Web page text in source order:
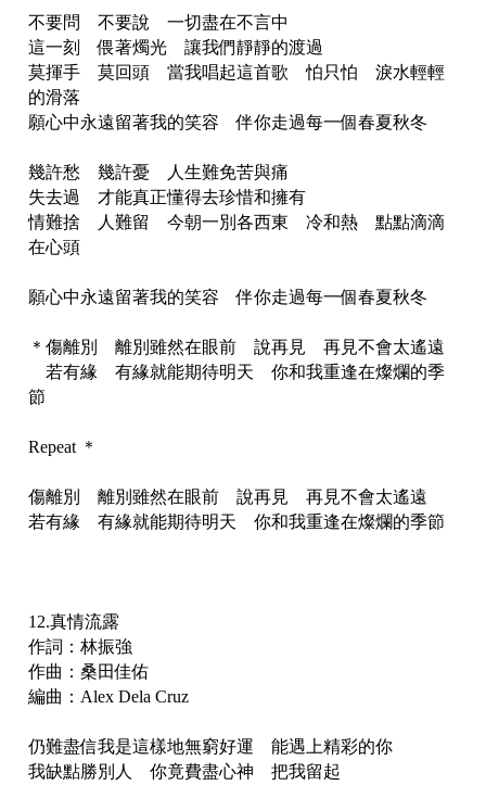
不要問 不要說 一切盡在不言中
這一刻 偎著燭光 讓我們靜靜的渡過
莫揮手 莫回頭 當我唱起這首歌 怕只怕 淚水輕輕
的滑落
願心中永遠留著我的笑容 伴你走過每一個春夏秋冬
幾許愁 幾許憂 人生難免苦與痛
失去過 才能真正懂得去珍惜和擁有
情難捨 人難留 今朝一別各西東 冷和熱 點點滴滴
在心頭
願心中永遠留著我的笑容 伴你走過每一個春夏秋冬
＊傷離別 離別雖然在眼前 說再見 再見不會太遙遠
若有緣 有緣就能期待明天 你和我重逢在燦爛的季
節
Repeat ＊
傷離別 離別雖然在眼前 說再見 再見不會太遙遠
若有緣 有緣就能期待明天 你和我重逢在燦爛的季節
12.真情流露
作詞：林振強
作曲：桑田佳佑
編曲：Alex Dela Cruz
仍難盡信我是這樣地無窮好運 能遇上精彩的你
我缺點勝別人 你竟費盡心神 把我留起